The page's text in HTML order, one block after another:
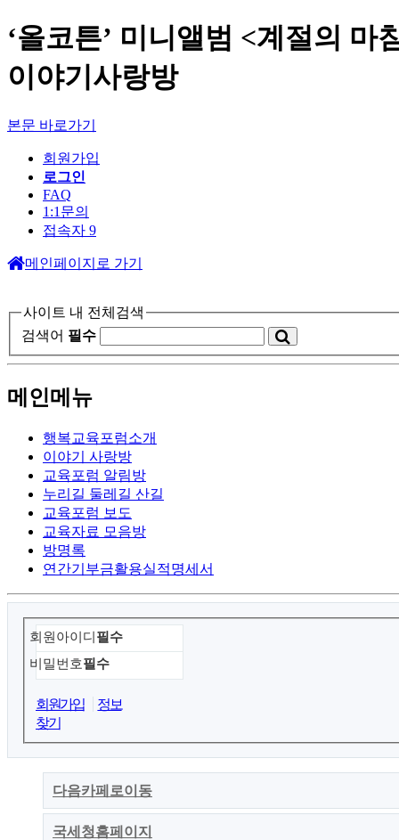
‘올코튼’ 미니앨범 <계절의
이야기사랑방
본문 바로가기
회원가입
로그인
FAQ
1:1문의
접속자 9
메인페이지로 가기
사이트 내 전체검색
검색어 필수
메인메뉴
행복교육포럼소개
이야기 사랑방
교육포럼 알림방
누리길 둘레길 산길
교육포럼 보도
교육자료 모음방
방명록
연간기부금활용실적명세서
회원아이디필수
비밀번호필수
회원가입
정보
찾기
다음카페로이동
국세청홈페이지